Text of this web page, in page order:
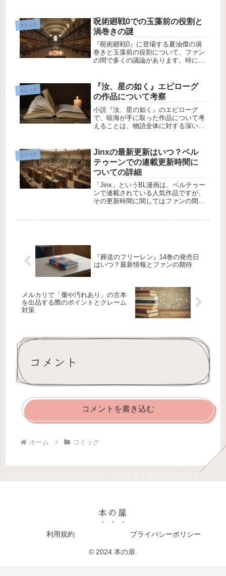
う。今回は、そんな漫画を新品で手に
入れるための方法と、それにまつわる
難...
コミック
呪術廻戦0での玉藻前の役割と
渦巻きの謎
『呪術廻戦0』に登場する夏油傑の渦
巻きと玉藻前の役割について、ファン
の間で多くの議論があります。特に、
りこないという声もあります。この記
事では、玉藻前の役割とその使い方に
つ...
コミック
『汝、星の如く』エピローグ
の作品について考察
小説『汝、星の如く』のエピローグ
で、暁海が手に取った作品について考
えることは、物語全体に対する深い理
内容を持っているのでしょうか？今回
はその内容について考察していきま
す。『...
コミック
Jinxの最新更新はいつ？ベル
テゥーンでの連載更新時間に
ついての詳細
「Jinx」というBL漫画は、ベルテゥー
ンで連載されている人気作品ですが、
その更新時間に関してはファンの間で
『葬送のフリーレン』14巻の発売日
はいつ？最新情報とファンの期待
メルカリで「傷や汚れあり」の古本
を出品する際のポイントとクレーム
対策
コメント
コメントを書き込む
ホーム コミック
本の扉
利用規約 プライバシーポリシー
© 2024 本の扉.